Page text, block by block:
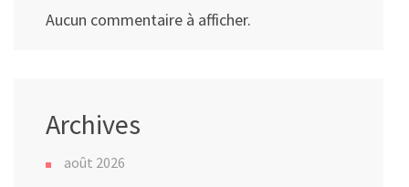
Aucun commentaire à afficher.
Archives
août 2026